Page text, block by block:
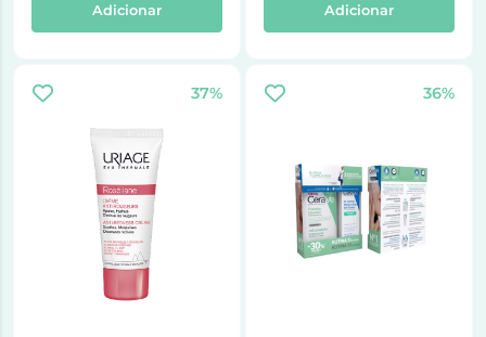
Adicionar Adicionar
37% 36%